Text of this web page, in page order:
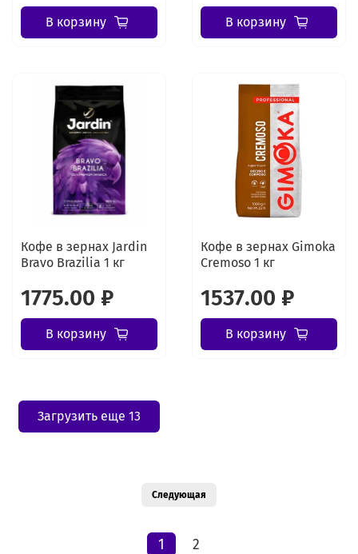
В корзину В корзину
Кофе в зернах Jardin
Bravo Brazilia 1 кг
1775.00 ₽
В корзину
Кофе в зернах Gimoka
Cremoso 1 кг
1537.00 ₽
В корзину
Загрузить еще 13
1 2
Следующая